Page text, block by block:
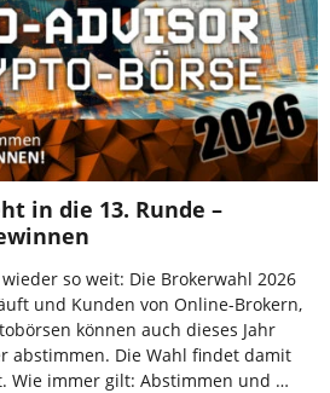
in die 13. Runde –
so weit: Die Brokerwahl 2026
und Kunden von Online-Brokern,
können auch dieses Jahr
abstimmen. Die Wahl findet damit
Wie immer gilt: Abstimmen und …